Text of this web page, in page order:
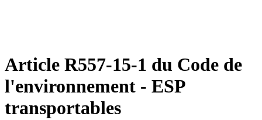
Article R557-15-1 du Code de
l'environnement - ESP
transportables